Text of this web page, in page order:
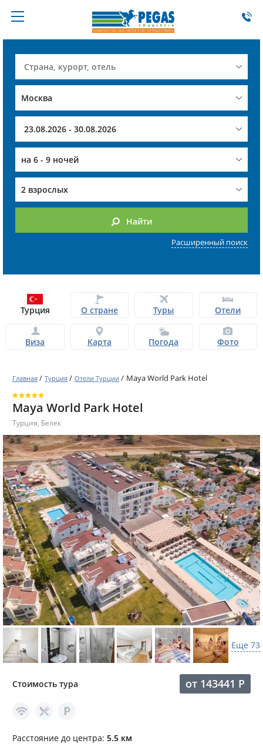
на 6 - 9 ночей
2 взрослых
Найти
Расширенный поиск
Турция О стране Туры Отели
Виза Карта Погода Фото
Главная / Турция / Отели Турции / Maya World Park Hotel
Maya World Park Hotel
Турция, Белек
Еще 73
Стоимость тура от 143441 Р
Расстояние до центра: 5.5 км